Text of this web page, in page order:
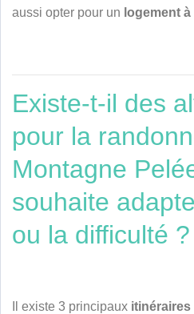
aussi opter pour un logement
Existe-t-il des
pour la
Montagne
souhaite
ou la difficulté ?
Il existe 3 principaux